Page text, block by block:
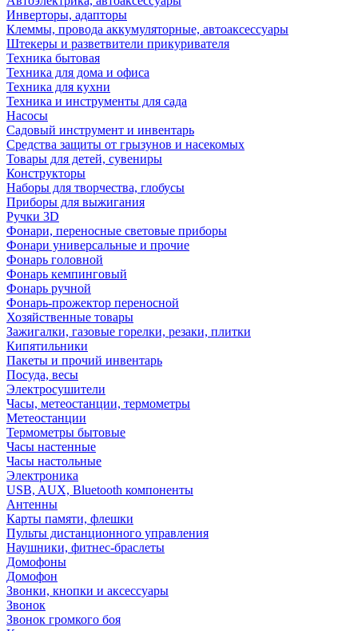
Инверторы, адапторы
Клеммы, провода аккумуляторные, автоаксессуары
Штекеры и разветвители прикуривателя
Техника бытовая
Техника для дома и офиса
Техника для кухни
Техника и инструменты для сада
Насосы
Садовый инструмент и инвентарь
Средства защиты от грызунов и насекомых
Товары для детей, сувениры
Конструкторы
Наборы для творчества, глобусы
Приборы для выжигания
Ручки 3D
Фонари, переносные световые приборы
Фонари универсальные и прочие
Фонарь головной
Фонарь кемпинговый
Фонарь ручной
Фонарь-прожектор переносной
Хозяйственные товары
Зажигалки, газовые горелки, резаки, плитки
Кипятильники
Пакеты и прочий инвентарь
Посуда, весы
Электросушители
Часы, метеостанции, термометры
Метеостанции
Термометры бытовые
Часы настенные
Часы настольные
Электроника
USB, AUX, Bluetooth компоненты
Антенны
Карты памяти, флешки
Пульты дистанционного управления
Наушники, фитнес-браслеты
Домофоны
Домофон
Звонки, кнопки и аксессуары
Звонок
Звонок громкого боя